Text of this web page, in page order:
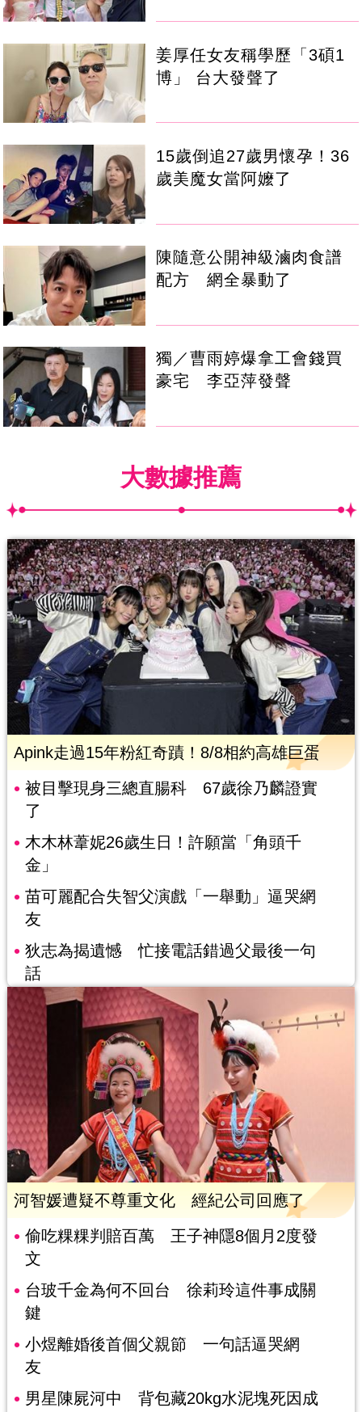
姜厚任女友稱學歷「3碩1
博」 台大發聲了
15歲倒追27歲男懷孕！36
歲美魔女當阿嬤了
陳隨意公開神級滷肉食譜
配方 網全暴動了
獨／曹雨婷爆拿工會錢買
豪宅 李亞萍發聲
大數據推薦
Apink走過15年粉紅奇蹟！8/8相約高雄巨蛋
被目擊現身三總直腸科 67歲徐乃麟證實
了
木木林葦妮26歲生日！許願當「角頭千
金」
苗可麗配合失智父演戲「一舉動」逼哭網
友
狄志為揭遺憾 忙接電話錯過父最後一句
話
河智媛遭疑不尊重文化 經紀公司回應了
偷吃粿粿判賠百萬 王子神隱8個月2度發
文
台玻千金為何不回台 徐莉玲這件事成關
鍵
小煜離婚後首個父親節 一句話逼哭網
友
男星陳屍河中 背包藏20kg水泥塊死因成